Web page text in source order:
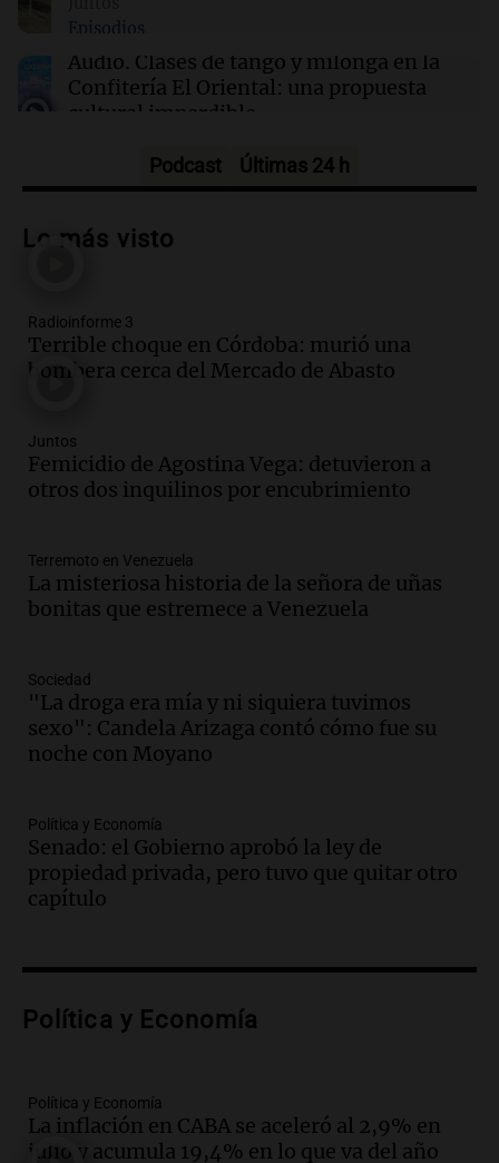
11:31 La Popu
Damián Córdoba y Banda XXI estrenaron un
enganchado explosivo
Episodios
Audio. Clases de tango y milonga en la
Confitería El Oriental: una propuesta
cultural imperdible
Audio.Más de la mitad de la población
de la UBA
Audio.
Cayetano pidiendo trabajo y salud en
Córdoba
Audio. "Tiene que haber una
reglamentación": el reclamo del Kennel
Episodios
Audio.Trump acusa a México de
perjudicar la economía estadounidense
Panorama Federal
Episodios
Audio.México y Perú reanudan
relaciones diplomáticas tras nueve
Episodios
Audio.Kicillof critica represión en
marcha y otras noticias nacionales de
este miércoles
Episodios
perjudicar a Estados Unidos en medio de
Episodios
Audio.Oncativo presenta su 52ª Fiesta
Nacional del Salame con la novedad de la
Podcast Últimas 24 h
Lo más visto
Radioinforme 3
Terrible choque en Córdoba: murió una
bombera cerca del Mercado de Abasto
Juntos
Femicidio de Agostina Vega: detuvieron a
otros dos inquilinos por encubrimiento
Terremoto en Venezuela
La misteriosa historia de la señora de uñas
bonitas que estremece a Venezuela
Sociedad
"La droga era mía y ni siquiera tuvimos
sexo": Candela Arizaga contó cómo fue su
noche con Moyano
Política y Economía
Senado: el Gobierno aprobó la ley de
propiedad privada, pero tuvo que quitar otro
capítulo
Política y Economía
Política y Economía
La inflación en CABA se aceleró al 2,9% en
julio y acumula 19,4% en lo que va del año